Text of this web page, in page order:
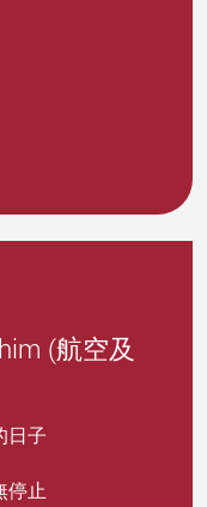
(航空及
日子
停止